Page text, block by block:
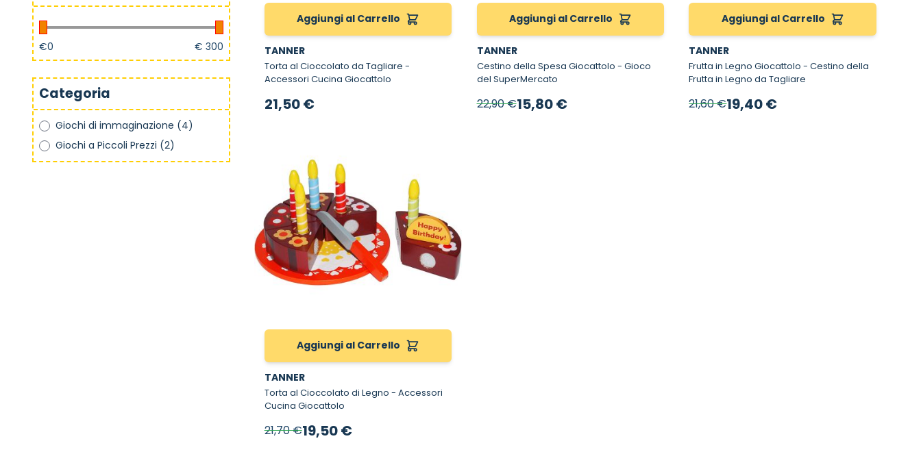
€0 € 300
Categoria
Giochi di immaginazione (4)
Giochi a Piccoli Prezzi (2)
Aggiungi al Carrello
TANNER
Torta al Cioccolato da Tagliare -
Accessori Cucina Giocattolo
21,50 €
Aggiungi al Carrello
TANNER
Cestino della Spesa Giocattolo - Gioco
del SuperMercato
22,90 €Prezzo speciale
15,80 €
Aggiungi al Carrello
TANNER
Frutta in Legno Giocattolo - Cestino della
Frutta in Legno da Tagliare
21,60 €Prezzo speciale
19,40 €
Aggiungi al Carrello
TANNER
Torta al Cioccolato di Legno - Accessori
Cucina Giocattolo
21,70 €Prezzo speciale
19,50 €